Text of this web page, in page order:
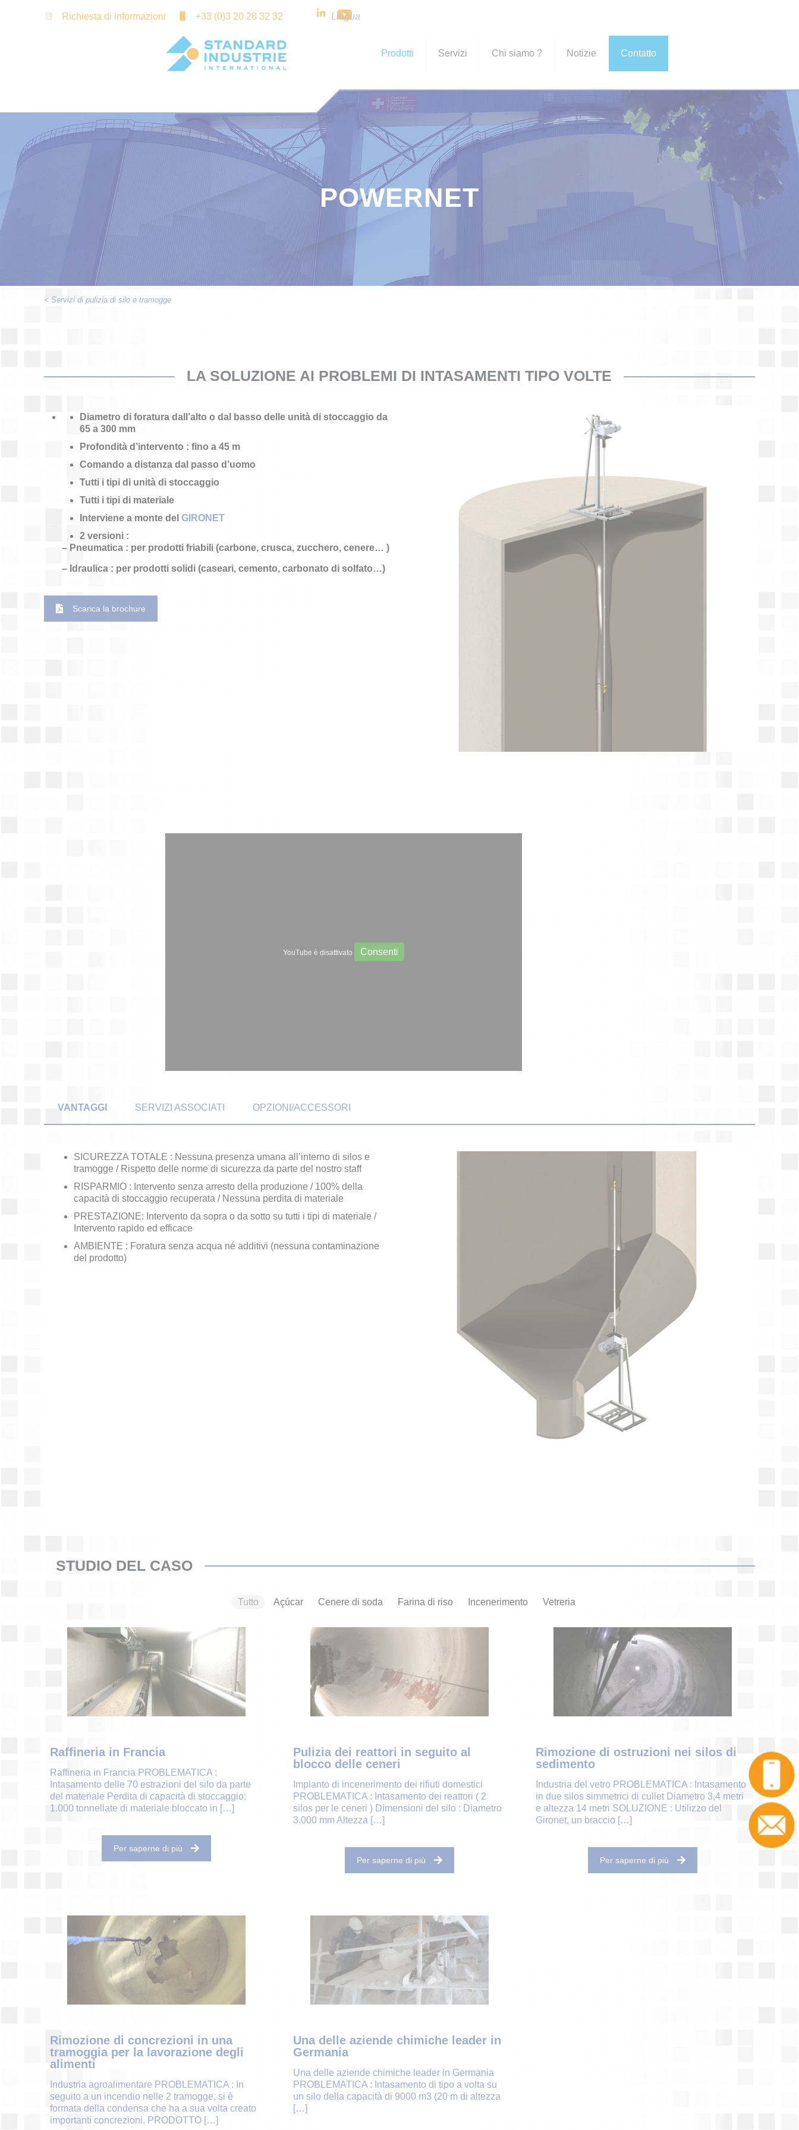
+33 (0)3 20 28 32 32
Richiesta di informazioni
Prodotti Servizi Chi siamo ? Notizie Contatto
Lingua
POWERNET
< Servizi di pulizia di silo e tramogge
LA SOLUZIONE AI PROBLEMI DI INTASAMENTI TIPO VOLTE
Diametro di foratura dall’alto o dal basso delle unità di stoccaggio da
65 a 300 mm
Profondità d’intervento : fino a 45 m
Comando a distanzadal passo d’uomo
Tutti i tipi di unità di stoccaggio
Tutti i tipi di materiale
Interviene a monte delGIRONET
2 versioni :
– Pneumatica : per prodotti friabili (carbone, crusca, zucchero, cenere… )
– Idraulica : per prodotti solidi (caseari, cemento, carbonato di solfato…)
Scarica la brochure
YouTube è disattivato Consenti
VANTAGGI SERVIZI ASSOCIATI OPZIONI/ACCESSORI
SICUREZZA TOTALE : Nessuna presenza umana all’interno di silos e
tramogge / Rispetto delle norme di sicurezza da parte del nostro staff
RISPARMIO : Intervento senza arresto della produzione / 100% della
capacità di stoccaggio recuperata / Nessuna perdita di materiale
PRESTAZIONE: Intervento da sopra o da sotto su tutti i tipi di materiale /
Intervento rapido ed efficace
AMBIENTE : Foratura senza acqua né additivi (nessuna contaminazione
del prodotto)
STUDIO DEL CASO
Tutto Açúcar Cenere di soda Farina di riso Incenerimento Vetreria
Raffineria in Francia
Raffineria in Francia PROBLEMATICA :
Intasamento delle 70 estrazioni del silo da parte
del materiale Perdita di capacità di stoccaggio:
1.000 tonnellate di materiale bloccato in […]
Per saperne di più
Pulizia dei reattori in seguito al
blocco delle ceneri
Impianto di incenerimento dei rifiuti domestici
PROBLEMATICA : Intasamento dei reattori ( 2
silos per le ceneri ) Dimensioni del silo : Diametro
3.000 mm Altezza […]
Per saperne di più
Rimozione di ostruzioni nei silos di
sedimento
Industria del vetro PROBLEMATICA : Intasamento
in due silos simmetrici di cullet Diametro 3,4 metri
e altezza 14 metri SOLUZIONE : Utilizzo del
Gironet, un braccio […]
Per saperne di più
Rimozione di concrezioni in una
tramoggia per la lavorazione degli
alimenti
Industria agroalimentare PROBLEMATICA : In
seguito a un incendio nelle 2 tramogge, si è
formata della condensa che ha a sua volta creato
importanti concrezioni. PRODOTTO […]
Una delle aziende chimiche leader in
Germania
Una delle aziende chimiche leader in Germania
PROBLEMATICA : Intasamento di tipo a volta su
un silo della capacità di 9000 m3 (20 m di altezza
[…]